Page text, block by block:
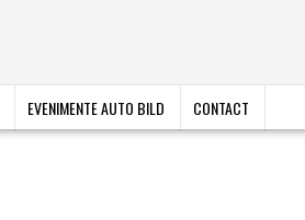
EVENIMENTE AUTO BILD CONTACT